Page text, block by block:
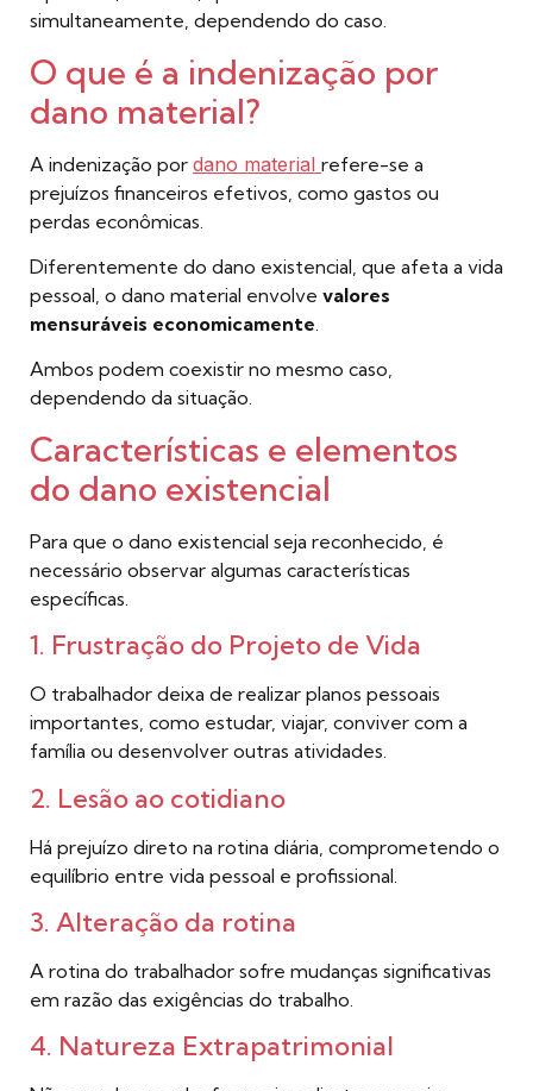
simultaneamente, dependendo do caso.
O que é a indenização por
dano material?
A indenização por dano material refere-se a
prejuízos financeiros efetivos, como gastos ou
perdas econômicas.
Diferentemente do dano existencial, que afeta a vida
pessoal, o dano material envolve valores
mensuráveis economicamente.
Ambos podem coexistir no mesmo caso,
dependendo da situação.
Características e elementos
do dano existencial
Para que o dano existencial seja reconhecido, é
necessário observar algumas características
específicas.
1. Frustração do Projeto de Vida
O trabalhador deixa de realizar planos pessoais
importantes, como estudar, viajar, conviver com a
família ou desenvolver outras atividades.
2. Lesão ao cotidiano
Há prejuízo direto na rotina diária, comprometendo o
equilíbrio entre vida pessoal e profissional.
3. Alteração da rotina
A rotina do trabalhador sofre mudanças significativas
em razão das exigências do trabalho.
4. Natureza Extrapatrimonial